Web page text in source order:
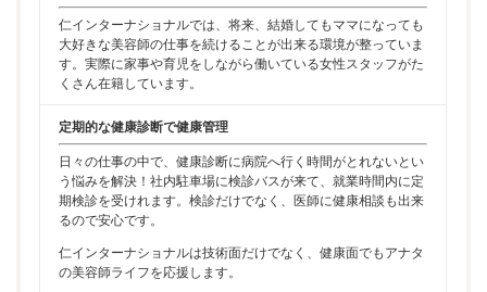
仁インターナショナルでは、将来、結婚してもママになっても
大好きな美容師の仕事を続けることが出来る環境が整っていま
す。実際に家事や育児をしながら働いている女性スタッフがた
くさん在籍しています。
定期的な健康診断で健康管理
日々の仕事の中で、健康診断に病院へ行く時間がとれないとい
う悩みを解決！社内駐車場に検診バスが来て、就業時間内に定
期検診を受けれます。検診だけでなく、医師に健康相談も出来
るので安心です。
仁インターナショナルは技術面だけでなく、健康面でもアナタ
の美容師ライフを応援します。